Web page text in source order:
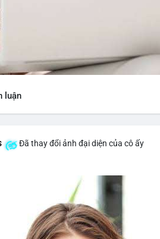
luận
Đã thay đổi ảnh đại diện của cô ấy